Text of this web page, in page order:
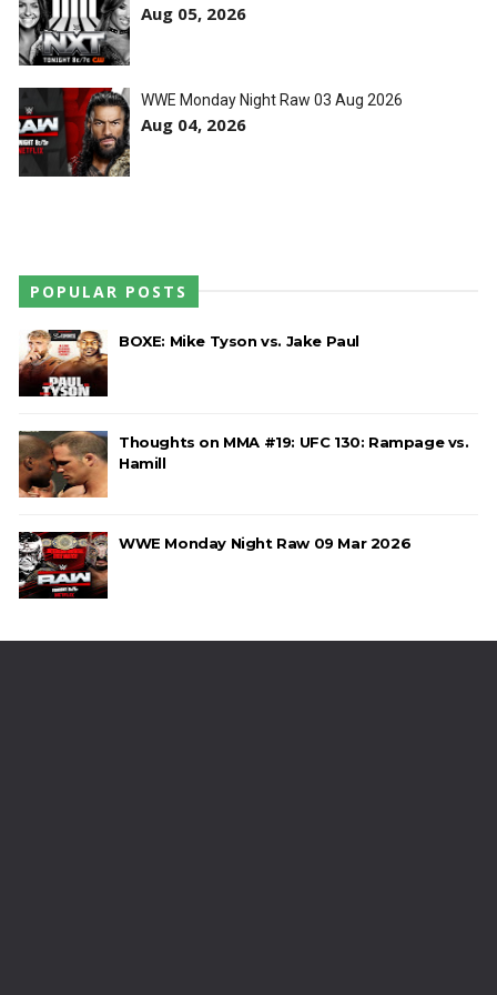
e JD McDonagh
Unknown-Aug 05 2026
DOMÍNIO E PERTURBAÇÃO NO RAW: Bron
Breakker supera Joe Hendry após interferência
e confusão fora do ringue
Unknown-Aug 05 2026
Lynch e Liv Morgan no Raw
SCSA867 -Aug 07 2026
Aug 05, 2026
WWE Monday Night Raw 03 Aug 2026
Aug 04, 2026
POPULAR POSTS
BOXE: Mike Tyson vs. Jake Paul
Thoughts on MMA #19: UFC 130: Rampage vs.
Hamill
WWE Monday Night Raw 09 Mar 2026